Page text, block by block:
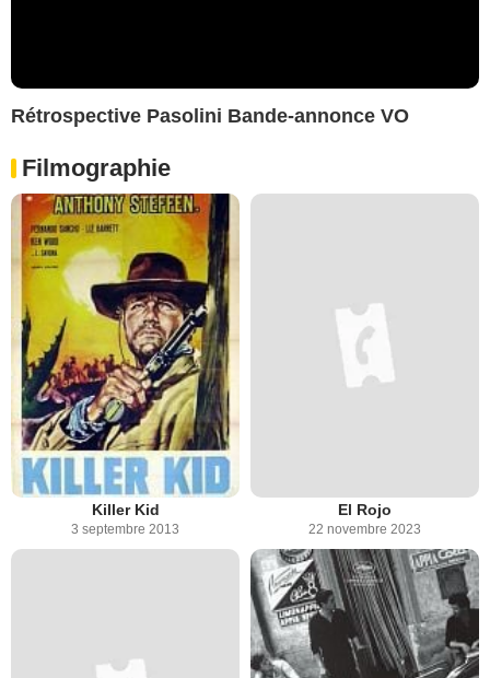
Rétrospective Pasolini Bande-annonce VO
Filmographie
Killer Kid
3 septembre 2013
El Rojo
22 novembre 2023